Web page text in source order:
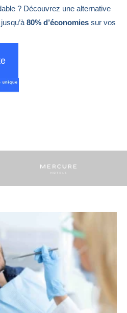
? Découvrez une alternative
80% d’économies sur vos